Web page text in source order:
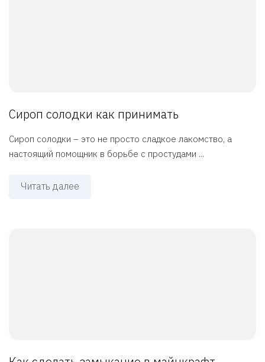
Сироп солодки как принимать
Сироп солодки – это не просто сладкое лакомство, а
настоящий помощник в борьбе с простудами ...
Читать далее